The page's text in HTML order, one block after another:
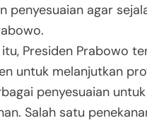
penyesuaian agar
Presiden Prabowo
untuk melanjutkan
penyesuaian
Salah satu